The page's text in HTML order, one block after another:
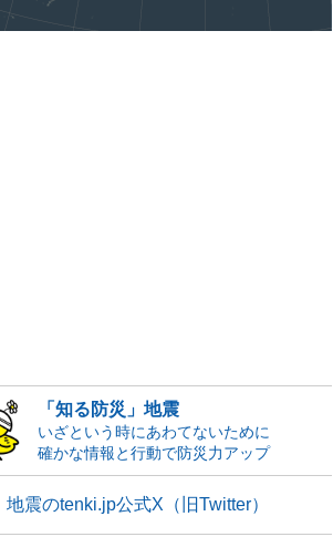
「知る防災」地震
いざという時にあわてないために
確かな情報と行動で防災力アップ
地震のtenki.jp公式X（旧Twitter）